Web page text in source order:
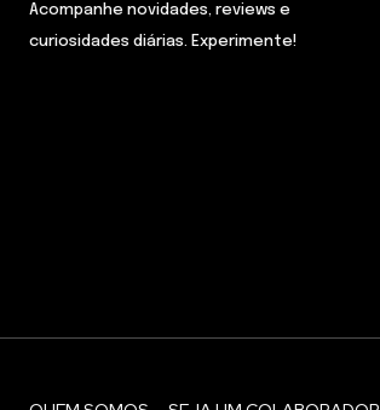
Acompanhe novidades, reviews e
curiosidades diárias. Experimente!